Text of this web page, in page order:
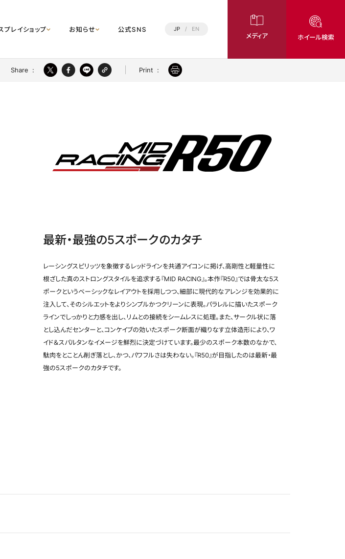
プレイショップ お知らせ 公式SNS JP / EN
メディア ホイール検索
Share : Print :
最新・最強の5スポークのカタチ
レーシングスピリッツを象徴するレッドラインを共通アイコンに掲げ、高剛性と軽量性に
根ざした真のストロングスタイルを追求する『MID RACING』。本作『R50』では骨太な5ス
ポークというベーシックなレイアウトを採用しつつ、細部に現代的なアレンジを効果的に
注入して、そのシルエットをよりシンプルかつクリーンに表現。パラレルに描いたスポーク
ラインでしっかりと力感を出し、リムとの接続をシームレスに処理。また、サークル状に落
とし込んだセンターと、コンケイブの効いたスポーク断面が織りなす立体造形により、ワ
イド＆スパルタンなイメージを鮮烈に決定づけています。最少のスポーク本数のなかで、
駄肉をとことん削ぎ落とし、かつ、パワフルさは失わない。『R50』が目指したのは最新・最
強の5スポークのカタチです。